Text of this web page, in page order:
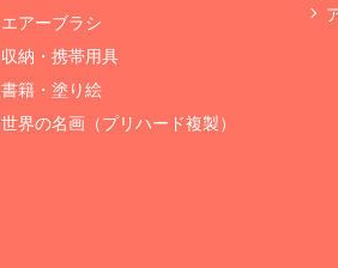
エアーブラシ
収納・携帯用具
書籍・塗り絵
世界の名画（プリハード複製）